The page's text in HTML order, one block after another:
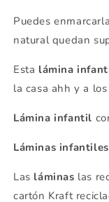
Puedes
natural quedan
Esta lámina
la casa ahh y a
Lámina infantil
Láminas infantiles
Las láminas las
cartón Kraft